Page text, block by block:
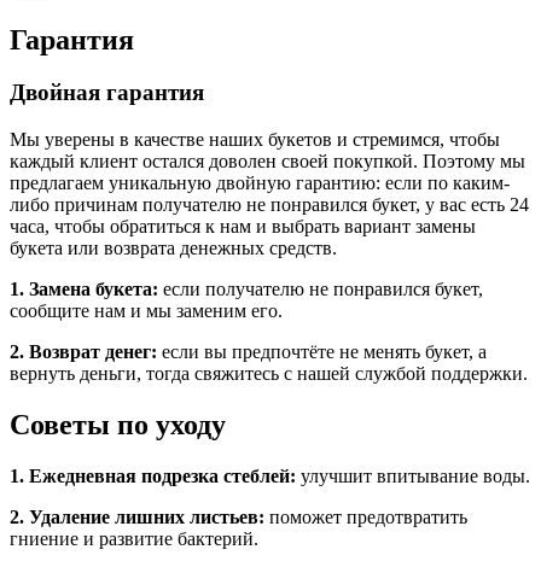
Гарантия
Двойная гарантия
Мы уверены в качестве наших букетов и стремимся, чтобы
каждый клиент остался доволен своей покупкой. Поэтому мы
предлагаем уникальную двойную гарантию: если по каким-
либо причинам получателю не понравился букет, у вас есть 24
часа, чтобы обратиться к нам и выбрать вариант замены
букета или возврата денежных средств.
1. Замена букета: если получателю не понравился букет,
сообщите нам и мы заменим его.
2. Возврат денег: если вы предпочтёте не менять букет, а
вернуть деньги, тогда свяжитесь с нашей службой поддержки.
Советы по уходу
1. Ежедневная подрезка стеблей: улучшит впитывание воды.
2. Удаление лишних листьев: поможет предотвратить
гниение и развитие бактерий.